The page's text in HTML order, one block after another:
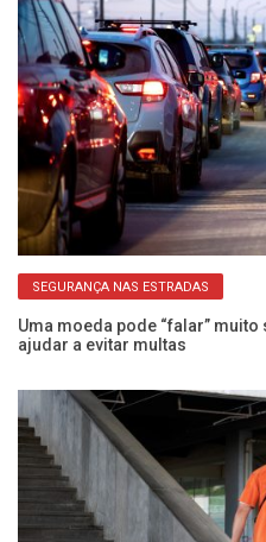
SEGURANÇA NAS ESTRADAS
Uma moeda pode “falar”
ajudar a evitar multas